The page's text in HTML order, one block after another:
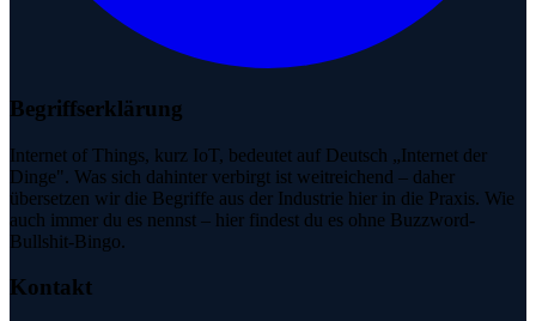
Begriffserklärung
Internet of Things, kurz IoT, bedeutet auf Deutsch „Internet der
Dinge". Was sich dahinter verbirgt ist weitreichend – daher
übersetzen wir die Begriffe aus der Industrie hier in die Praxis. Wie
auch immer du es nennst – hier findest du es ohne Buzzword-
Bullshit-Bingo.
Kontakt